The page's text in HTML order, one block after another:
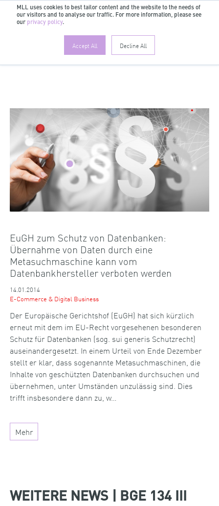
MLL uses cookies to best tailor content and the website to the needs of
our visitors and to analyse our traffic. For more information, please see
our privacy policy.
Accept All Decline All
DE
EuGH zum Schutz von Datenbanken:
Übernahme von Daten durch eine
Metasuchmaschine kann vom
Datenbankhersteller verboten werden
14.01.2014
E-Commerce & Digital Business
Der Europäische Gerichtshof (EuGH) hat sich kürzlich
erneut mit dem im EU-Recht vorgesehenen besonderen
Schutz für Datenbanken (sog. sui generis Schutzrecht)
auseinandergesetzt. In einem Urteil von Ende Dezember
stellt er klar, dass sogenannte Metasuchmaschinen, die
Inhalte von geschützten Datenbanken durchsuchen und
übernehmen, unter Umständen unzulässig sind. Dies
trifft insbesondere dann zu, w…
Mehr
WEITERE NEWS | BGE 134 III